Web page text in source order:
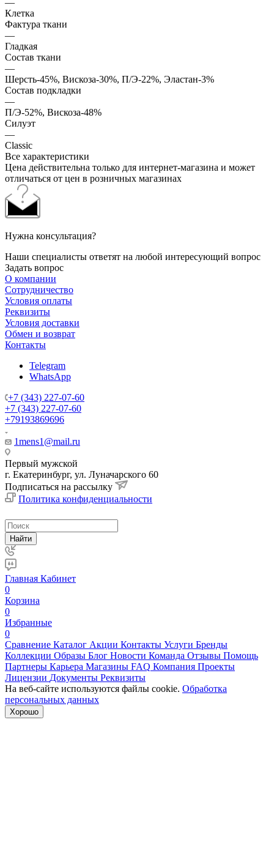
Клетка
Фактура ткани
—
Гладкая
Состав ткани
—
Шерсть-45%, Вискоза-30%, П/Э-22%, Эластан-3%
Состав подкладки
—
П/Э-52%, Вискоза-48%
Силуэт
—
Classic
Все характеристики
Цена действительна только для интернет-магазина и может
отличаться от цен в розничных магазинах
Нужна консультация?
Наши специалисты ответят на любой интересующий вопрос
Задать вопрос
О компании
Сотрудничество
Условия оплаты
Реквизиты
Условия доставки
Обмен и возврат
Контакты
Telegram
WhatsApp
+7 (343) 227-07-60
+7 (343) 227-07-60
+79193869696
1mens1@mail.ru
Первый мужской
г. Екатеринбург, ул. Луначарского 60
Подписаться на рассылку
Политика конфиденциальности
Найти
Главная Кабинет
0
Корзина
0
Избранные
0
Сравнение Каталог Акции Контакты Услуги Бренды
Коллекции Образы Блог Новости Команда Отзывы Помощь
Партнеры Карьера Магазины FAQ Компания Проекты
Лицензии Документы Реквизиты
На веб-сайте используются файлы cookie. Обработка
персональных данных
Хорошо